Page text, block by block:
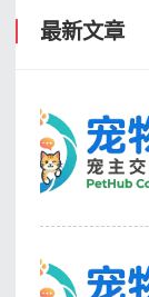
最新文章